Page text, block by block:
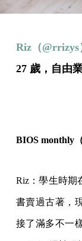
Riz（@rrizys
27 歲，自由
BIOS monthly
Riz：學生時期
書賣過古著，
接了滿多不一